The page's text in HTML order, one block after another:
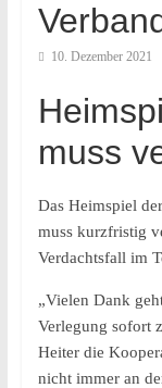
10. Dezember 2021
muss
Das Heimspiel
muss kurzfristig
Verdachtsfall im
„Vielen Dank
Verlegung sofort
Heiter die
nicht immer an